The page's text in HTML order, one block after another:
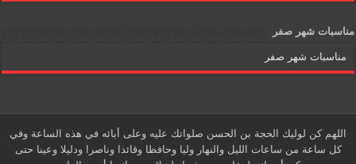
مناسبات شهر صفر
مناسبات شهر صفر
اللهم كن لوليك الحجة بن الحسن صلواتك عليه وعلى أبائه في هذه الساعة وفي
كل ساعة من ساعات الليل والنهار وليا وحافظا وقائدا وناصرا ودليلا وعينا حتى